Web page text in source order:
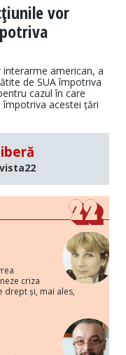
vor
american, a
de SUA împotriva
cazul în care
acestei țări
criza
drept și, mai ales,